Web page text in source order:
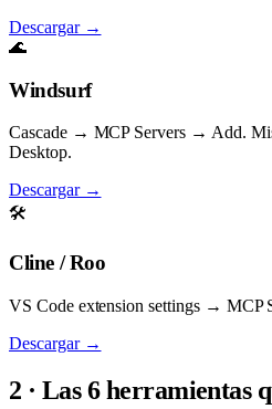
Descargar →
🌊
Windsurf
Cascade → MCP Servers → Add.
Desktop.
Descargar →
🛠️
Cline / Roo
VS Code extension settings → MCP
Descargar →
2 · Las 6 herramientas